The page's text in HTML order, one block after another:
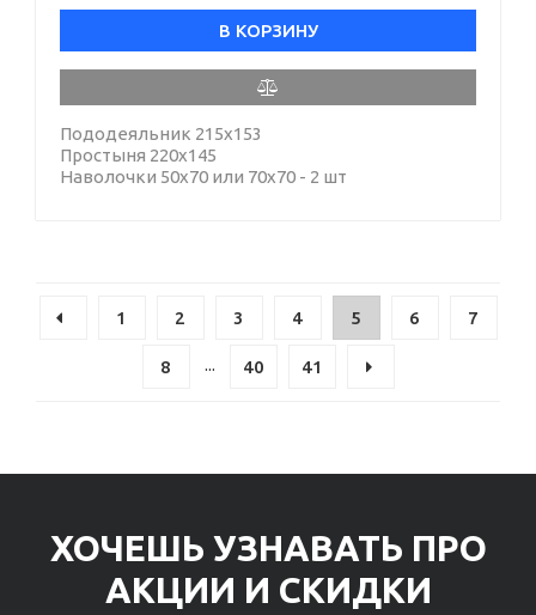
В КОРЗИНУ
Пододеяльник 215х153
Простыня 220х145
Наволочки 50х70 или 70х70 - 2 шт
1 2 3 4 5 6 7
8 ... 40 41
ХОЧЕШЬ УЗНАВАТЬ ПРО
АКЦИИ И СКИДКИ